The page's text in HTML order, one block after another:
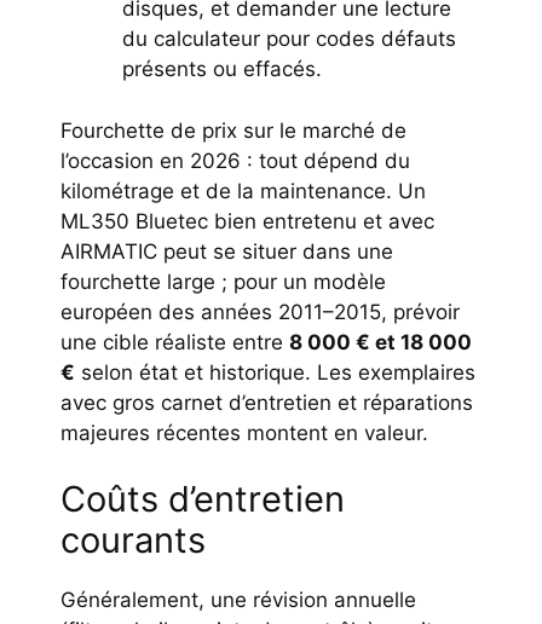
disques, et demander une lecture
du calculateur pour codes défauts
présents ou effacés.
Fourchette de prix sur le marché de
l’occasion en 2026 : tout dépend du
kilométrage et de la maintenance. Un
ML350 Bluetec bien entretenu et avec
AIRMATIC peut se situer dans une
fourchette large ; pour un modèle
européen des années 2011–2015, prévoir
une cible réaliste entre 8 000 € et 18 000
€ selon état et historique. Les exemplaires
avec gros carnet d’entretien et réparations
majeures récentes montent en valeur.
Coûts d’entretien
courants
Généralement, une révision annuelle